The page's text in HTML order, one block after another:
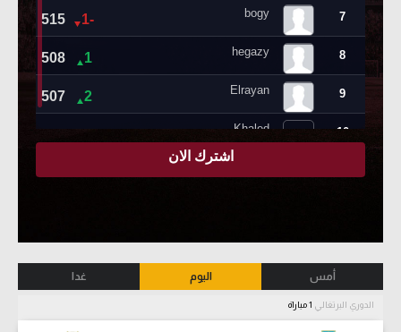
أمس اليوم غدا
الدوري البرتغالي